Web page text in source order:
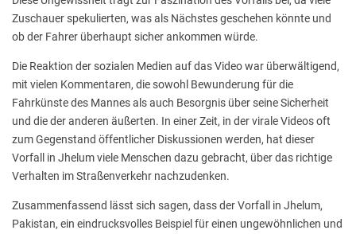
Zuschauer spekulierten, was als Nächstes geschehen könnte und
ob der Fahrer überhaupt sicher ankommen würde.
Die Reaktion der sozialen Medien auf das Video war überwältigend,
mit vielen Kommentaren, die sowohl Bewunderung für die
Fahrkünste des Mannes als auch Besorgnis über seine Sicherheit
und die der anderen äußerten. In einer Zeit, in der virale Videos oft
zum Gegenstand öffentlicher Diskussionen werden, hat dieser
Vorfall in Jhelum viele Menschen dazu gebracht, über das richtige
Verhalten im Straßenverkehr nachzudenken.
Zusammenfassend lässt sich sagen, dass der Vorfall in Jhelum,
Pakistan, ein eindrucksvolles Beispiel für einen ungewöhnlichen und